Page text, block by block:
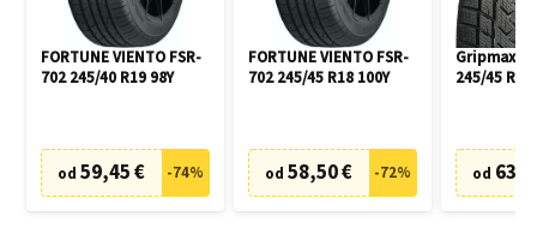
FORTUNE VIENTO FSR-
702 245/40 R19 98Y
od 59,45 € -74%
FORTUNE VIENTO FSR-
702 245/45 R18 100Y
od 58,50 € -72%
Gripmax
245/45 R18
od